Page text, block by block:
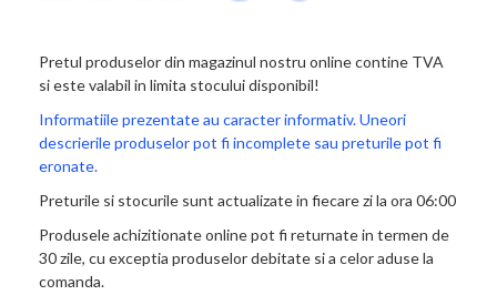
Pretul produselor din magazinul nostru online contine TVA
si este valabil in limita stocului disponibil!
Informatiile prezentate au caracter informativ. Uneori
descrierile produselor pot fi incomplete sau preturile pot fi
eronate.
Preturile si stocurile sunt actualizate in fiecare zi la ora 06:00
Produsele achizitionate online pot fi returnate in termen de
30 zile, cu exceptia produselor debitate si a celor aduse la
comanda.